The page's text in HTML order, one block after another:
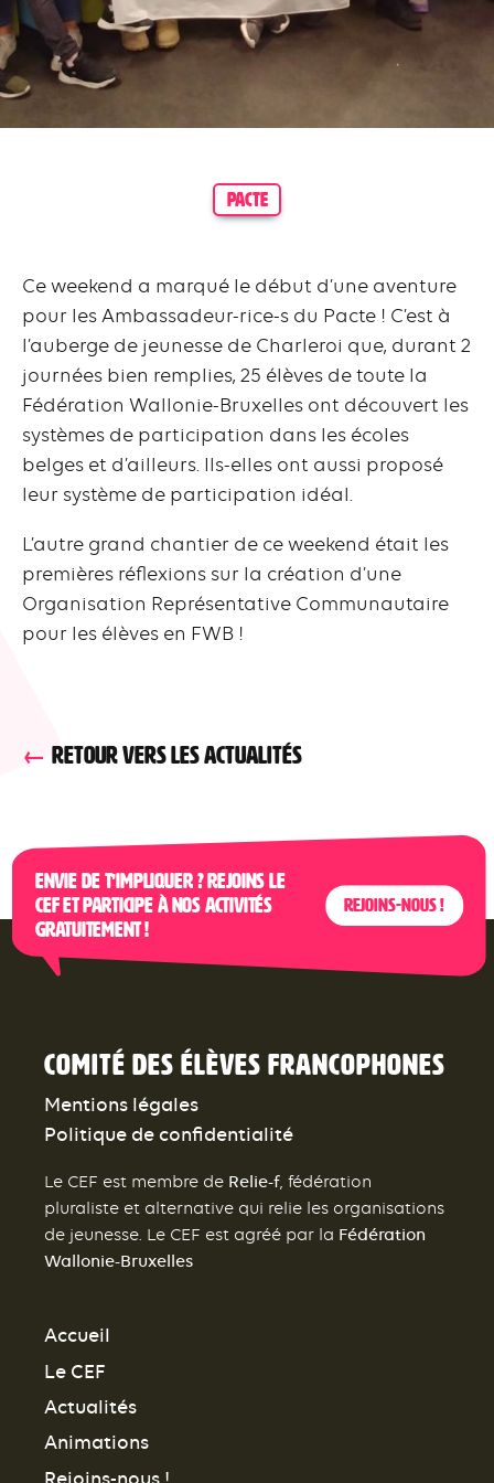
PACTE
Ce weekend a marqué le début d’une aventure
pour les Ambassadeur-rice-s du Pacte ! C’est à
l’auberge de jeunesse de Charleroi que, durant 2
journées bien remplies, 25 élèves de toute la
Fédération Wallonie-Bruxelles ont découvert les
systèmes de participation dans les écoles
belges et d’ailleurs. Ils-elles ont aussi proposé
leur système de participation idéal.
L’autre grand chantier de ce weekend était les
premières réflexions sur la création d’une
Organisation Représentative Communautaire
pour les élèves en FWB !
RETOUR VERS LES ACTUALITÉS
Envie de t’impliquer ? Rejoins le
CEF et participe à nos activités
gratuitement !
Rejoins-nous !
Comité des élèves francophones
Mentions légales
Politique de confidentialité
Le CEF est membre de Relie-f , fédération
pluraliste et alternative qui relie les organisations
de jeunesse. Le CEF est agréé par la Fédération
Wallonie-Bruxelles
Accueil
Le CEF
Actualités
Animations
Rejoins-nous !